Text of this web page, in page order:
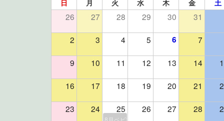
日 月 火 水 木 金 土
26 27 28 29 30 31
2 3 4 5 6 7
9 10 11 12 13 14
16 17 18 19 20 21
23 24 25 26 27 28